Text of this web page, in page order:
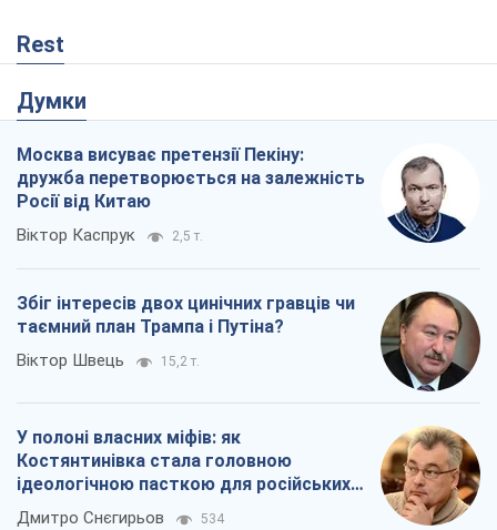
Rest
Думки
Москва висуває претензії Пекіну:
дружба перетворюється на залежність
Росії від Китаю
Віктор Каспрук 2,5 т.
Збіг інтересів двох цинічних гравців чи
таємний план Трампа і Путіна?
Віктор Швець 15,2 т.
У полоні власних міфів: як
Костянтинівка стала головною
ідеологічною пасткою для російських
окупантів
Дмитро Снєгирьов 534